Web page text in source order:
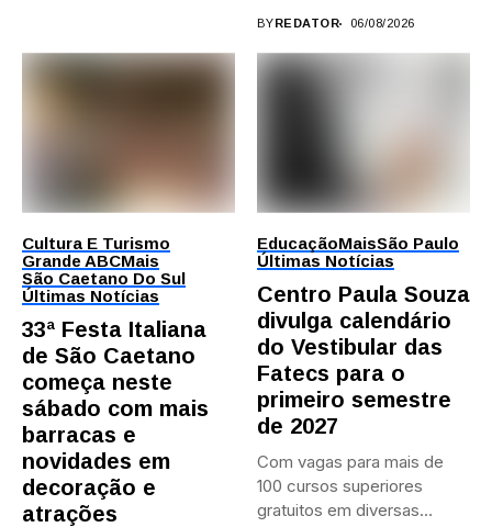
BY REDATOR 06/08/2026
Cultura E Turismo
Grande ABCMais
São Caetano Do Sul
Últimas Notícias
33ª Festa Italiana
de São Caetano
começa neste
sábado com mais
barracas e
novidades em
decoração e
atrações
EducaçãoMaisSão Paulo
Últimas Notícias
Centro Paula Souza
divulga calendário
do Vestibular das
Fatecs para o
primeiro semestre
de 2027
Com vagas para mais de
100 cursos superiores
gratuitos em diversas